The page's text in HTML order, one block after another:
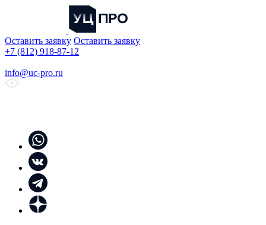
Оставить заявку Оставить заявку
+7 (812) 918-87-12
info@uc-pro.ru